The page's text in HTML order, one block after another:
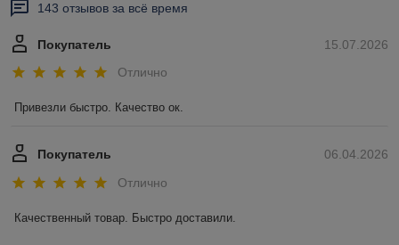
143 отзывов за всё время
15.07.2026
Покупатель
Отлично
Привезли быстро. Качество ок.
06.04.2026
Покупатель
Отлично
Качественный товар. Быстро доставили.